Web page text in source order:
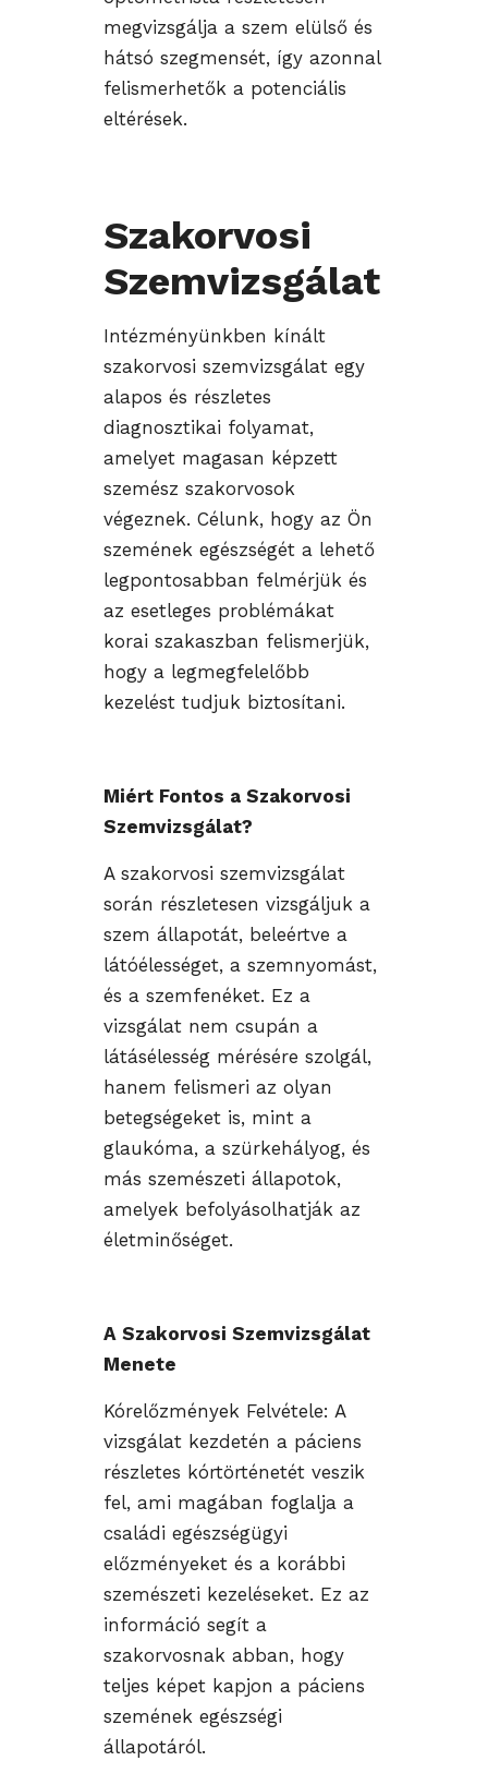
megvizsgálja a szem elülső és
hátsó szegmensét, így azonnal
felismerhetők a potenciális
eltérések.
Szakorvosi
Szemvizsgálat
Intézményünkben kínált
szakorvosi szemvizsgálat egy
alapos és részletes
diagnosztikai folyamat,
amelyet magasan képzett
szemész szakorvosok
végeznek. Célunk, hogy az Ön
szemének egészségét a lehető
legpontosabban felmérjük és
az esetleges problémákat
korai szakaszban felismerjük,
hogy a legmegfelelőbb
kezelést tudjuk biztosítani.
Miért Fontos a Szakorvosi
Szemvizsgálat?
A szakorvosi szemvizsgálat
során részletesen vizsgáljuk a
szem állapotát, beleértve a
látóélességet, a szemnyomást,
és a szemfenéket. Ez a
vizsgálat nem csupán a
látásélesség mérésére szolgál,
hanem felismeri az olyan
betegségeket is, mint a
glaukóma, a szürkehályog, és
más szemészeti állapotok,
amelyek befolyásolhatják az
életminőséget.
A Szakorvosi Szemvizsgálat
Menete
Kórelőzmények Felvétele: A
vizsgálat kezdetén a páciens
részletes kórtörténetét veszik
fel, ami magában foglalja a
családi egészségügyi
előzményeket és a korábbi
szemészeti kezeléseket. Ez az
információ segít a
szakorvosnak abban, hogy
teljes képet kapjon a páciens
szemének egészségi
állapotáról.